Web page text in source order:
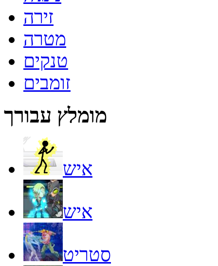
זירה
מטרה
טנקים
זומבים
מומלץ עבורך
איש
איש
סטריט